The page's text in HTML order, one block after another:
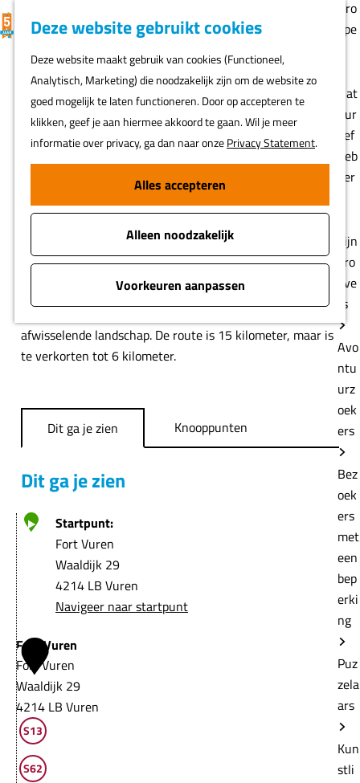
Deze website gebruikt cookies
Deze website maakt gebruik van cookies (Functioneel,
Analytisch, Marketing) die noodzakelijk zijn om de website zo
goed mogelijk te laten functioneren. Door op accepteren te
klikken, geef je aan hiermee akkoord te gaan. Wil je meer
informatie over privacy, ga dan naar onzePrivacy Statement.
Alles accepteren
Alleen noodzakelijk
Voorkeuren aanpassen
F
v
o
r
i
e
t
e
n
K
a
r
t
Z
e
k
e
n
MENU
Gro
epe
Nat
uur
lief
heb
ber
Fijn
pro
eve
rs
Avo
ntu
urz
oek
ers
Bez
oek
ers
met
een
bep
erki
ng
Puz
zela
ars
Kun
stli
Vurensche Polderpad
(15 km) Vuren
Voeg toe als favorietVoeg toe als favoriet
Download GPX
Deze route is eenKlompenpad.
Wandel door de prachtige Betuwe, langs de rivieren de
waal en de Linge door het landschap van de Nieuwe
Hollandse Waterlinie. Je verkent historische dijken en
afwisselende landschap. De route is 15 kilometer, maar is
te verkorten tot 6 kilometer.
Dit ga je zien Knooppunten
Dit ga je zien
Startpunt:
Fort Vuren
Waaldijk 29
4214 LB Vuren
Navigeer naar startpunt
1
Fort Vuren
Fort Vuren
Waaldijk 29
4214 LB Vuren
F
o
r
S13
S62